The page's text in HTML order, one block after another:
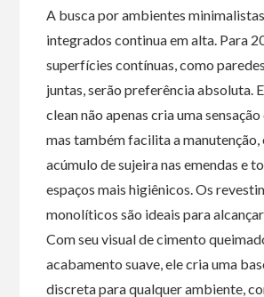
A busca por ambientes
integrados continua em alta. Para
superfícies contínuas, como
juntas, serão preferência absoluta.
clean não apenas cria uma
mas também facilita a manutenção,
acúmulo de sujeira nas emendas e
espaços mais higiênicos. Os
monolíticos são ideais para
Com seu visual de cimento
acabamento suave, ele cria uma
discreta para qualquer ambiente,